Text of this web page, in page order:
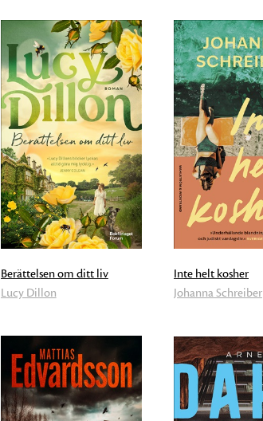
Berättelsen om ditt liv
Lucy Dillon
Inte helt kosher
Johanna Schreiber